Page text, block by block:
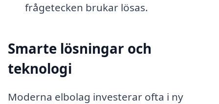
frågetecken brukar lösas.
Smarte lösningar och
teknologi
Moderna elbolag investerar ofta i ny